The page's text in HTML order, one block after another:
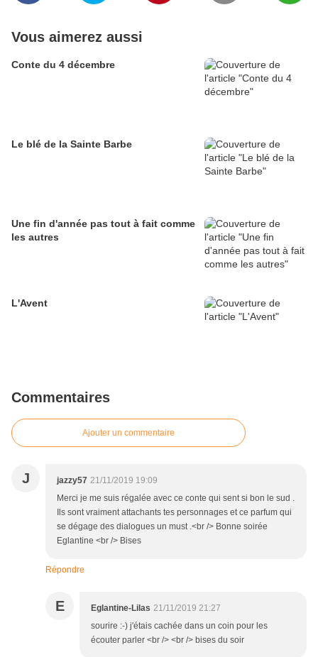
Vous aimerez aussi
Conte du 4 décembre
Le blé de la Sainte Barbe
Une fin d'année pas tout à fait comme
les autres
L'Avent
Commentaires
Ajouter un commentaire
J jazzy57 21/11/2019 19:09
Merci je me suis régalée avec ce conte qui sent si bon le sud .
Ils sont vraiment attachants tes personnages et ce parfum qui
se dégage des dialogues un must .<br /> Bonne soirée
Eglantine <br /> Bises
Répondre
E Eglantine-Lilas 21/11/2019 21:27
sourire :-) j'étais cachée dans un coin pour les
écouter parler <br /> <br /> bises du soir